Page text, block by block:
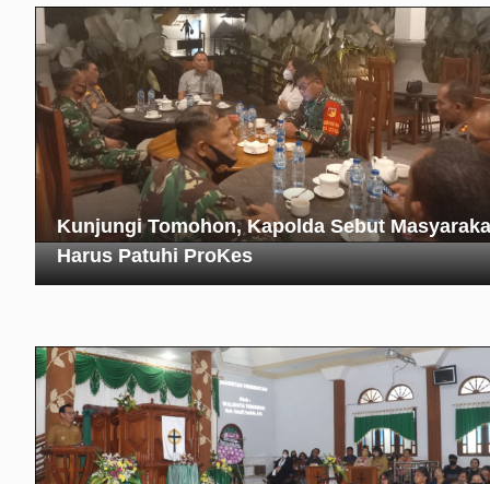
Kunjungi Tomohon, Kapolda Sebut
Harus Patuhi ProKes